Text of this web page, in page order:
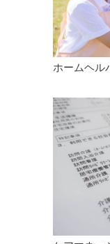
ホームヘル